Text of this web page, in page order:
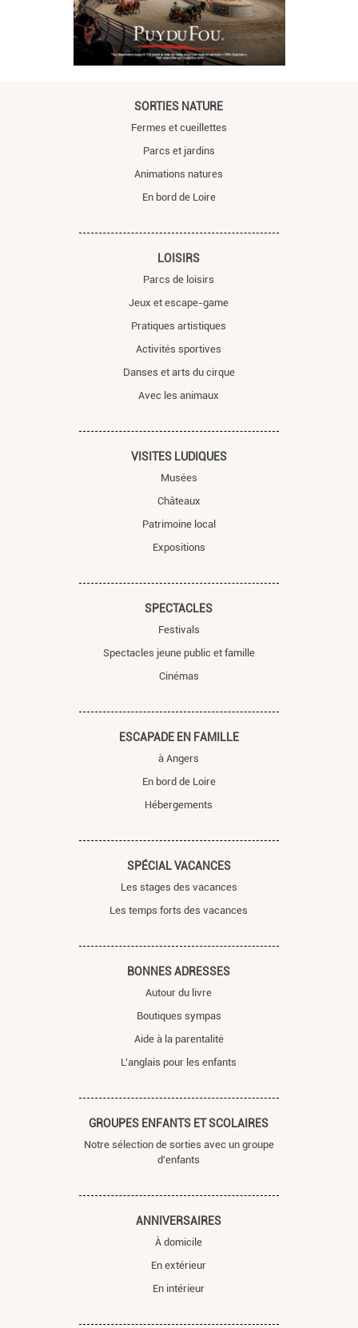
SORTIES NATURE
Fermes et cueillettes
Parcs et jardins
Animations natures
En bord de Loire
LOISIRS
Parcs de loisirs
Jeux et escape-game
Pratiques artistiques
Activités sportives
Danses et arts du cirque
Avec les animaux
VISITES LUDIQUES
Musées
Châteaux
Patrimoine local
Expositions
SPECTACLES
Festivals
Spectacles jeune public et famille
Cinémas
ESCAPADE EN FAMILLE
à Angers
En bord de Loire
Hébergements
SPÉCIAL VACANCES
Les stages des vacances
Les temps forts des vacances
BONNES ADRESSES
Autour du livre
Boutiques sympas
Aide à la parentalité
L'anglais pour les enfants
GROUPES ENFANTS ET SCOLAIRES
Notre sélection de sorties avec un groupe
d'enfants
ANNIVERSAIRES
À domicile
En extérieur
En intérieur